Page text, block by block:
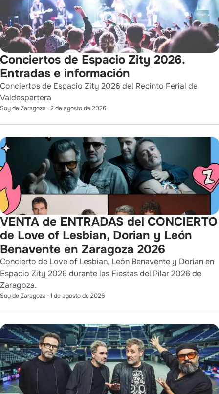
Conciertos de Espacio Zity 2026.
Entradas e información
Conciertos de Espacio Zity 2026 del Recinto Ferial de
Valdespartera
Soy de Zaragoza · 2 de agosto de 2026
VENTA de ENTRADAS del CONCIERTO
de Love of Lesbian, Dorian y León
Benavente en Zaragoza 2026
Concierto de Love of Lesbian, León Benavente y Dorian en
Espacio Zity 2026 durante las Fiestas del Pilar 2026 de
Zaragoza.
Soy de Zaragoza · 1 de agosto de 2026